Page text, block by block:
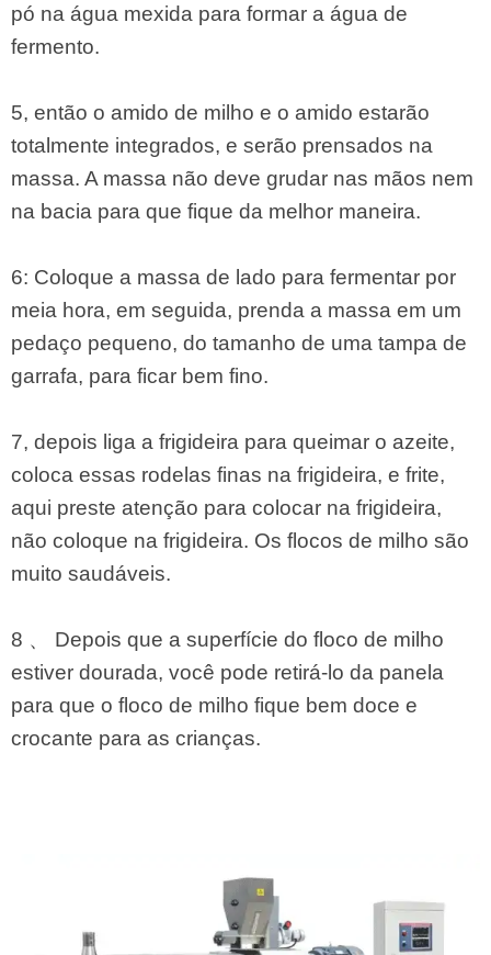
pó na água mexida para formar a água de
fermento.
5, então o amido de milho e o amido estarão
totalmente integrados, e serão prensados ​​na
massa. A massa não deve grudar nas mãos nem
na bacia para que fique da melhor maneira.
6: Coloque a massa de lado para fermentar por
meia hora, em seguida, prenda a massa em um
pedaço pequeno, do tamanho de uma tampa de
garrafa, para ficar bem fino.
7, depois liga a frigideira para queimar o azeite,
coloca essas rodelas finas na frigideira, e frite,
aqui preste atenção para colocar na frigideira,
não coloque na frigideira. Os flocos de milho são
muito saudáveis.
8 、 Depois que a superfície do floco de milho
estiver dourada, você pode retirá-lo da panela
para que o floco de milho fique bem doce e
crocante para as crianças.